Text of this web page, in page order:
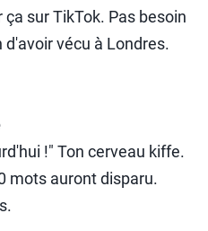
sur TikTok. Pas besoin
vécu à Londres.
!" Ton cerveau kiffe.
mots auront disparu.